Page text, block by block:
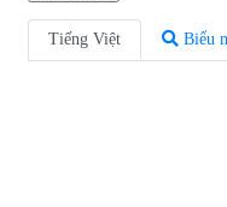
Tiếng Việt Biểu